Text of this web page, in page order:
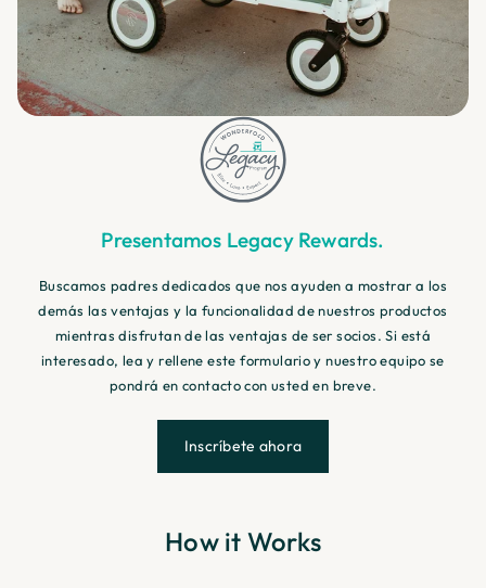
Presentamos Legacy Rewards.
Buscamos padres dedicados que nos ayuden a mostrar a los
demás las ventajas y la funcionalidad de nuestros productos
mientras disfrutan de las ventajas de ser socios. Si está
interesado, lea y rellene este formulario y nuestro equipo se
pondrá en contacto con usted en breve.
Inscríbete ahora
How it Works